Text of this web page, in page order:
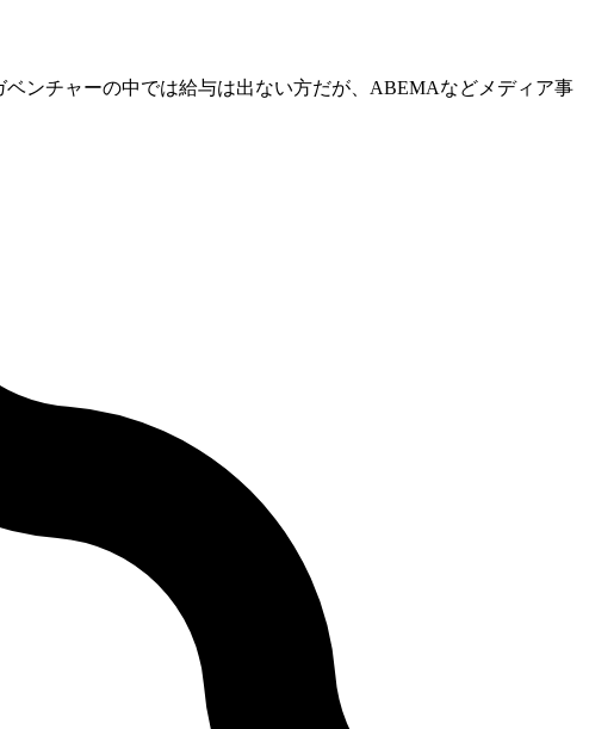
ンチャーの中では給与は出ない方だが、ABEMAなどメディア事